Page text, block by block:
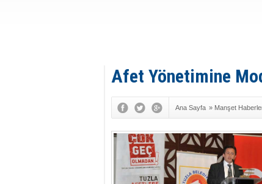
Afet Yönetimine
Ana Sayfa » Manşet